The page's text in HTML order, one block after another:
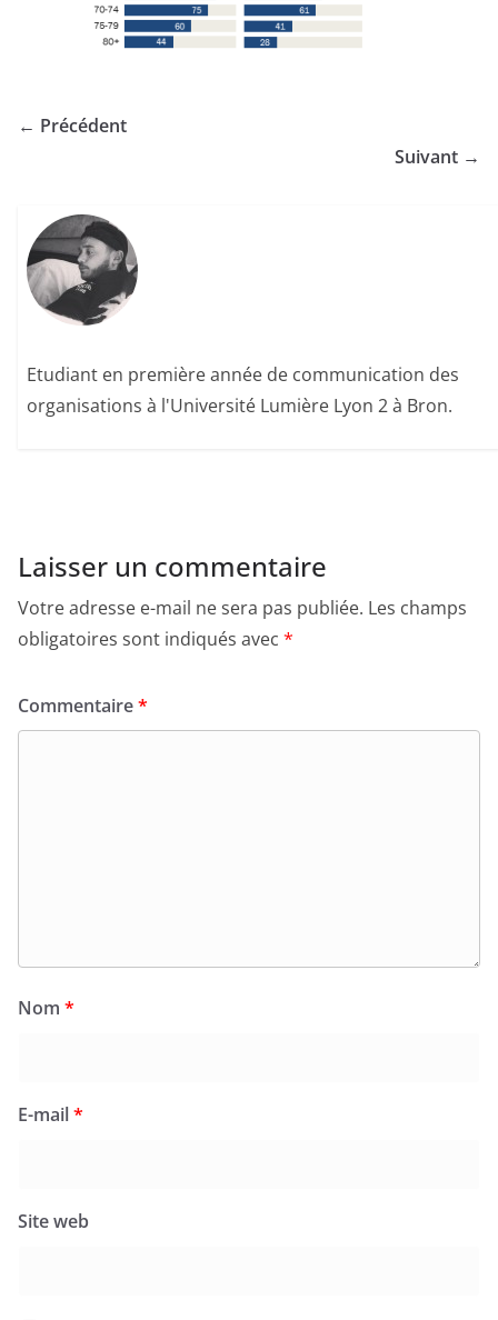
← Précédent
Suivant →
Etudiant en première année de communication des
organisations à l'Université Lumière Lyon 2 à Bron.
Laisser un commentaire
Votre adresse e-mail ne sera pas publiée. Les champs
obligatoires sont indiqués avec *
Commentaire*
Nom *
E-mail*
Site web